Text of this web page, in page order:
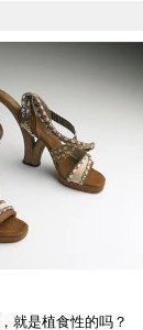
，就是植食性的吗？